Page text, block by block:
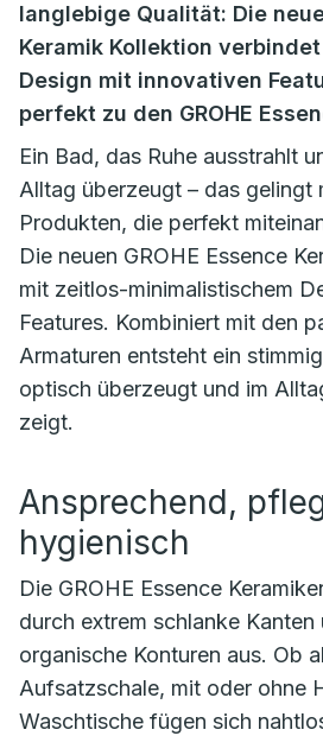
langlebige Qualität: Die
Keramik Kollektion
Design mit innovativen
perfekt zu den GROHE
Ein Bad, das Ruhe ausstrahlt
Alltag überzeugt – das gelingt
Produkten, die perfekt
Die neuen GROHE Essence
mit zeitlos-minimalistischem
Features. Kombiniert mit den
Armaturen entsteht ein
optisch überzeugt und im
zeigt.
Ansprechend,
hygienisch
Die GROHE Essence
durch extrem schlanke Kanten
organische Konturen aus. Ob
Aufsatzschale, mit oder ohne
Waschtische fügen sich